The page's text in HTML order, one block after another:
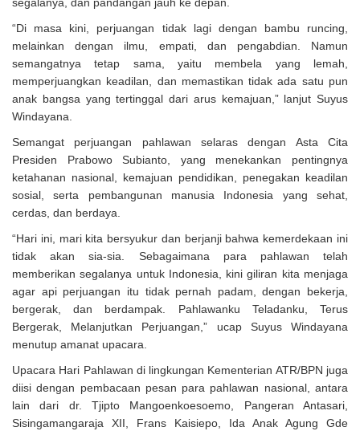
“Di masa kini, perjuangan tidak lagi dengan bambu runcing,
melainkan dengan ilmu, empati, dan pengabdian. Namun
semangatnya tetap sama, yaitu membela yang lemah,
memperjuangkan keadilan, dan memastikan tidak ada satu pun
anak bangsa yang tertinggal dari arus kemajuan,” lanjut Suyus
Windayana.
Semangat perjuangan pahlawan selaras dengan Asta Cita
Presiden Prabowo Subianto, yang menekankan pentingnya
ketahanan nasional, kemajuan pendidikan, penegakan keadilan
sosial, serta pembangunan manusia Indonesia yang sehat,
cerdas, dan berdaya.
“Hari ini, mari kita bersyukur dan berjanji bahwa kemerdekaan ini
tidak akan sia-sia. Sebagaimana para pahlawan telah
memberikan segalanya untuk Indonesia, kini giliran kita menjaga
agar api perjuangan itu tidak pernah padam, dengan bekerja,
bergerak, dan berdampak. Pahlawanku Teladanku, Terus
Bergerak, Melanjutkan Perjuangan,” ucap Suyus Windayana
menutup amanat upacara.
Upacara Hari Pahlawan di lingkungan Kementerian ATR/BPN juga
diisi dengan pembacaan pesan para pahlawan nasional, antara
lain dari dr. Tjipto Mangoenkoesoemo, Pangeran Antasari,
Sisingamangaraja XII, Frans Kaisiepo, Ida Anak Agung Gde